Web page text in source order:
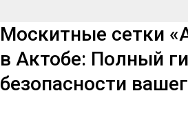
Москитные сетки
в Актобе: Полный
безопасности